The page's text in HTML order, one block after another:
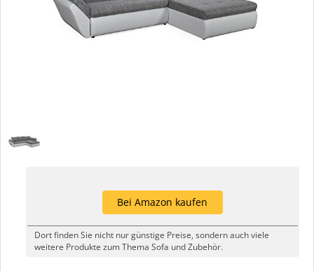
Bei Amazon kaufen
Dort finden Sie nicht nur günstige Preise, sondern auch viele
weitere Produkte zum Thema Sofa und Zubehör.